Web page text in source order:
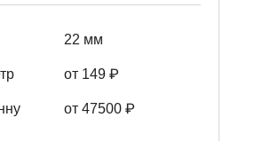
22 мм
от 149 ₽
от 47500 ₽